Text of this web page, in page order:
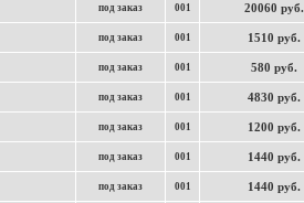
под заказ 001 20060 руб.
под заказ 001 1510 руб.
под заказ 001 580 руб.
под заказ 001 4830 руб.
под заказ 001 1200 руб.
под заказ 001 1440 руб.
под заказ 001 1440 руб.